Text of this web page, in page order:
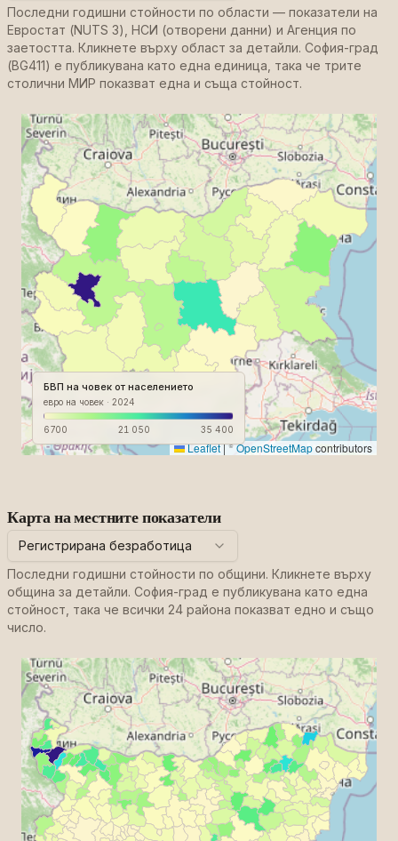
Последни годишни стойности по области — показатели на
Евростат (NUTS 3), НСИ (отворени данни) и Агенция по
заетостта. Кликнете върху област за детайли. София-град
(BG411) е публикувана като една единица, така че трите
столични МИР показват една и съща стойност.
Leaflet|©OpenStreetMapcontributors
БВП на човек от населението
евро на човек · 2024
6700 21 050 35 400
Карта на местните показатели
Регистрирана безработица
Последни годишни стойности по общини. Кликнете върху
община за детайли. София-град е публикувана като една
стойност, така че всички 24 района показват едно и също
число.